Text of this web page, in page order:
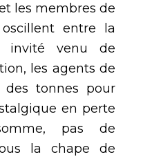
les membres de
entre la
invité venu de
les agents de
des tonnes pour
en perte
pas de
la chape de